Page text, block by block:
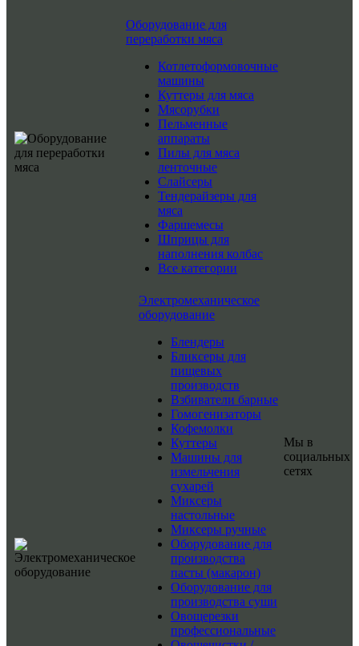
Оборудование для
переработки мяса
Котлетоформовочные
машины
Куттеры для мяса
Мясорубки
Пельменные
аппараты
Пилы для мяса
ленточные
Слайсеры
Тендерайзеры для
мяса
Фаршемесы
Шприцы для
наполнения колбас
Все категории
Электромеханическое
оборудование
Блендеры
Бликсеры для
пищевых
производств
Взбиватели барные
Гомогенизаторы
Кофемолки
Куттеры
Машины для
измельчения
сухарей
Миксеры
настольные
Миксеры ручные
Оборудование для
производства
пасты (макарон)
Оборудование для
производства суши
Овощерезки
профессиональные
Мы в
социальных
сетях